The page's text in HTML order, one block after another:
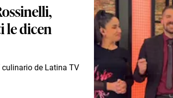
le dicen
culinario de Latina TV